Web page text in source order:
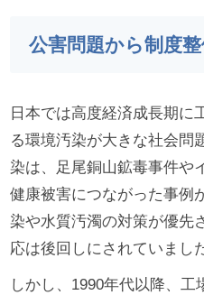
公害問題から制度
日本では高度経済成長期に
る環境汚染が大きな社会問
染は、足尾銅山鉱毒事件や
健康被害につながった事例
染や水質汚濁の対策が優先
応は後回しにされていまし
しかし、1990年代以降、